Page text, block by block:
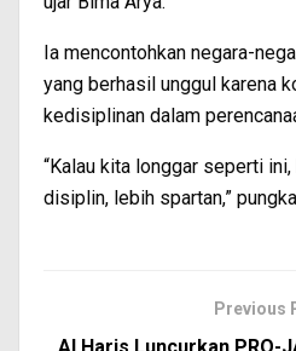
Ia mencontohkan negara-
yang berhasil unggul karena
kedisiplinan dalam
“Kalau kita longgar seperti
disiplin, lebih spartan,”
Previous